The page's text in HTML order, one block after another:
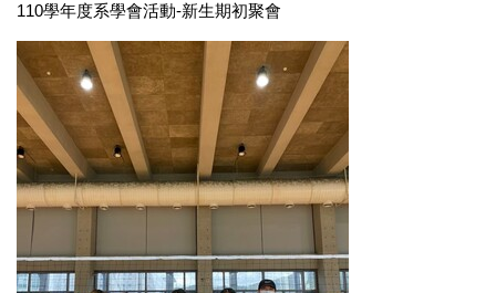
110學年度系學會活動-新生期初聚會